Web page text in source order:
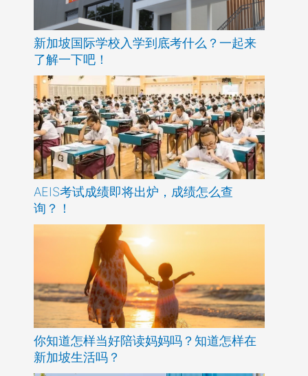
新加坡国际学校入学到底考什么？一起来
了解一下吧！
AEIS考试成绩即将出炉，成绩怎么查
询？！
你知道怎样当好陪读妈妈吗？知道怎样在
新加坡生活吗？